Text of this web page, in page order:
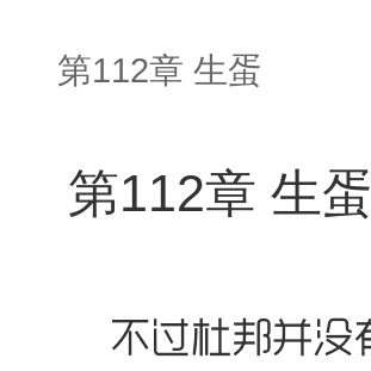
第112章 生蛋
第112章 生蛋